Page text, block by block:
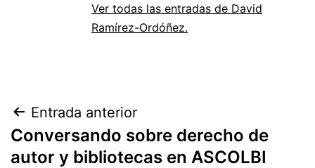
Ver todas las entradas de David
Ramírez-Ordóñez.
Navegación
de
Entrada anterior
Conversando sobre derecho de
autor y bibliotecas en ASCOLBI